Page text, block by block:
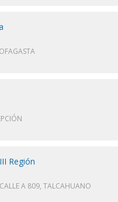
Región
A 809, TALCAHUANO